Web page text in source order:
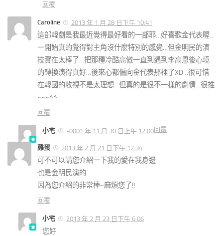
回覆
Caroline 2013 年 1 月 28 日下午 10:41
這部韓劇是我最近覺得最好看的一部耶…好喜歡金代表喔…
一開始真的覺得對主角沒什麼特別的感覺…但金明民的演
技實在太棒了…把那種冷酷高傲一直到遇到李高恩後心境
的轉換演得真好…後來心都偏向金代表那裡了XD…很可惜
在韓國的收視不是太理想…但真的是很不一樣的劇情…很推
~~~^^
回覆
小宅 -0001 年 11 月 30 日上午 12:00回覆
雞蛋 2013 年 2 月 21 日下午 12:34
可不可以請您介紹一下我的愛在我身邊
也是金明民演的
因為您介紹的非常棒~麻煩您了!!
回覆
小宅 2013 年 2 月 23 日下午 6:06
您好